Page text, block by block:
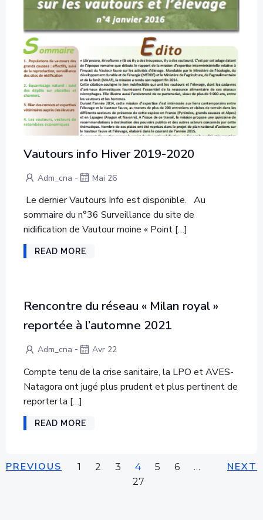
Vautours info Hiver 2019-2020
Adm_cna - Mai 26
Le dernier Vautours Info est disponible. Au
sommaire du n°36 Surveillance du site de
nidification de Vautour moine « Point […]
READ MORE
Rencontre du réseau « Milan royal »
reportée à l’automne 2021
Adm_cna - Avr 22
Compte tenu de la crise sanitaire, la LPO et AVES-
Natagora ont jugé plus prudent et plus pertinent de
reporter la […]
READ MORE
POSTS
PREVIOUS
POSTS
Page
1 Page
2 Page
3 Page
4 Page
5 Page
6 …
Page
27
NEXT